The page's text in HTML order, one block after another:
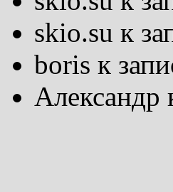
skio.su к
boris к
Александр